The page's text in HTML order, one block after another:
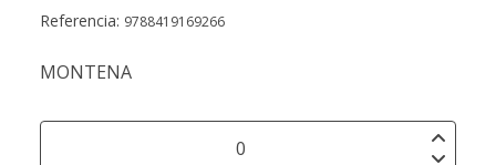
Referencia: 9788419169266
MONTENA